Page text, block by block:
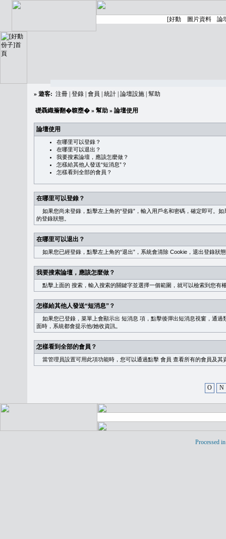
» 遊客: 注冊 登錄 會員 統計 論壇設施 幫助
礎聶織簷翻�䪖壅� » 幫助 » 論壇使用
論壇使用
在哪里可以登錄？
在哪里可以退出？
我要搜索論壇，應該怎麼做？
怎樣給其他人發送“短消息”？
怎樣看到全部的會員？
在哪里可以登錄？
如果您尚未登錄，點擊左上角的“登錄”，輸入用戶名和密碼，確定即可。
的登錄狀態。
在哪里可以退出？
如果您已經登錄，點擊左上角的“退出”，系統會清除 Cookie，退出登錄狀
我要搜索論壇，應該怎麼做？
點擊上面的 搜索 ，輸入搜索的關鍵字並選擇一個範圍，就可以檢索到您有
怎樣給其他人發送“短消息”？
如果您已登錄，菜單上會顯示出 短消息 項，點擊後彈出短消息視窗，通過
面時，系統都會提示他/她收資訊。
怎樣看到全部的會員？
當管理員設置可用此項功能時，您可以通過點擊 會員 查看所有的會員及其
O N
Processed